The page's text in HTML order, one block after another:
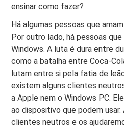
ensinar como fazer?
Há algumas pessoas que
Por outro lado, há pessoas
Windows. A luta é dura entre
como a batalha entre Coca-
lutam entre si pela fatia de
existem alguns clientes
a Apple nem o Windows PC.
ao dispositivo que podem
clientes neutros e os